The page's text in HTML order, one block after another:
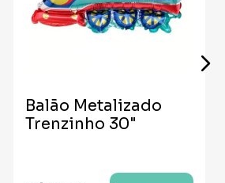
Balão Metalizado
Trenzinho 30"